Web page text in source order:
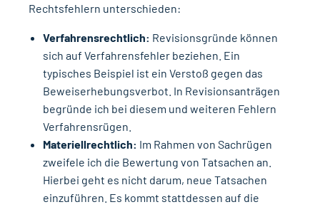
Rechtsfehlern unterschieden:
Verfahrensrechtlich: Revisionsgründe können
sich auf Verfahrensfehler beziehen. Ein
typisches Beispiel ist ein Verstoß gegen das
Beweiserhebungsverbot. In Revisionsanträgen
begründe ich bei diesem und weiteren Fehlern
Verfahrensrügen.
Materiellrechtlich: Im Rahmen von Sachrügen
zweifele ich die Bewertung von Tatsachen an.
Hierbei geht es nicht darum, neue Tatsachen
einzuführen. Es kommt stattdessen auf die